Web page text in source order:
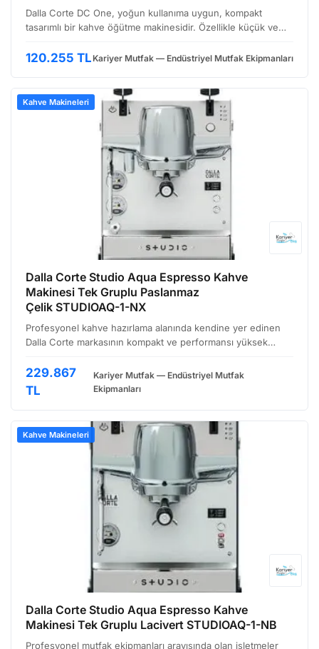
Dalla Corte DC One, yoğun kullanıma uygun, kompakt
tasarımlı bir kahve öğütme makinesidir. Özellikle küçük ve
hitap eden bu model, hem performans hem de kul…
120.255 TL Kariyer Mutfak — Endüstriyel Mutfak Ekipmanları
Kahve Makineleri
Dalla Corte Studio Aqua Espresso Kahve
Makinesi Tek Gruplu Paslanmaz
Çelik STUDIOAQ-1-NX
Profesyonel kahve hazırlama alanında kendine yer edinen
Dalla Corte markasının kompakt ve performansı yüksek
Paslanmaz çelik gövdesiyle dayanıklılık ön planda tutulurk…
229.867
TL
Kariyer Mutfak — Endüstriyel Mutfak
Ekipmanları
Kahve Makineleri
Dalla Corte Studio Aqua Espresso Kahve
Makinesi Tek Gruplu Lacivert STUDIOAQ-1-NB
Profesyonel mutfak ekipmanları arayışında olan işletmeler